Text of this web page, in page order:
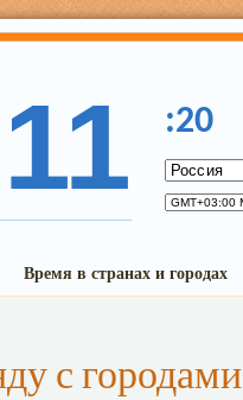
11 :20
Время в странах и городах
с городами